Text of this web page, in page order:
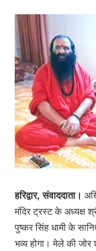
हरिद्वार, संवाददाता।
मंदिर ट्रस्ट के अध्यक्ष
पुष्कर सिंह धामी के
भव्य होगा। मेले की जोर